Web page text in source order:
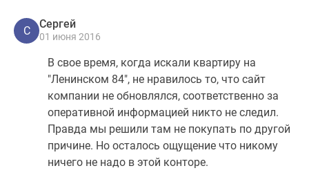
С
Сергей
01 июня 2016
В свое время, когда искали квартиру на
"Ленинском 84", не нравилось то, что сайт
компании не обновлялся, соответственно за
оперативной информацией никто не следил.
Правда мы решили там не покупать по другой
причине. Но осталось ощущение что никому
ничего не надо в этой конторе.